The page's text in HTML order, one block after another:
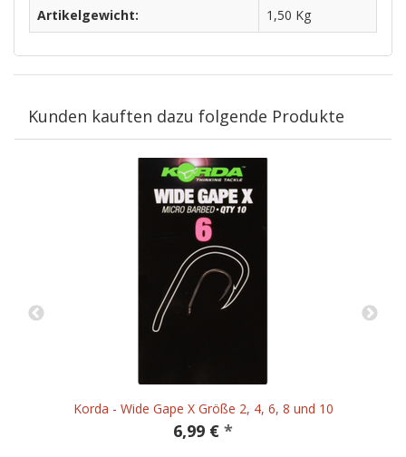
Artikelgewicht: 1,50 Kg
Kunden kauften dazu folgende Produkte
Korda - Wide Gape X Größe 2, 4, 6, 8 und 10
6,99 € *